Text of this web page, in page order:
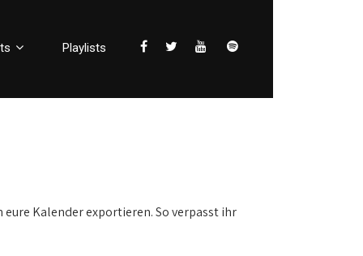
Playlists
Kalender exportieren. So verpasst ihr